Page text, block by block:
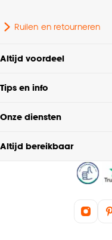
Ruilen en retourneren
Altijd voordeel
Tips en info
Onze diensten
Altijd bereikbaar